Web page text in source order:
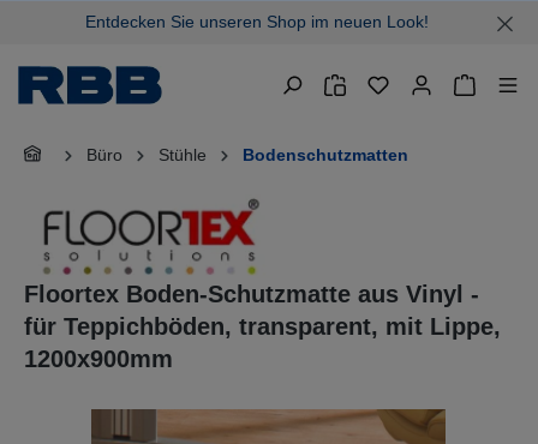
springenEntdecken Sie unseren Shop im neuen Look!
Büro Stühle Bodenschutzmatten
Floortex Boden-Schutzmatte aus Vinyl -
für Teppichböden, transparent, mit Lippe,
1200x900mm